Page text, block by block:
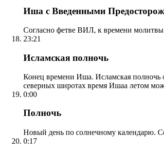
Иша с Введенными
Согласно фетве ВИЛ, к времени
23:21
Исламская полночь
Конец времени Иша. Исламская полночь
северных широтах время Ишаа летом
0:00
Полночь
0:17